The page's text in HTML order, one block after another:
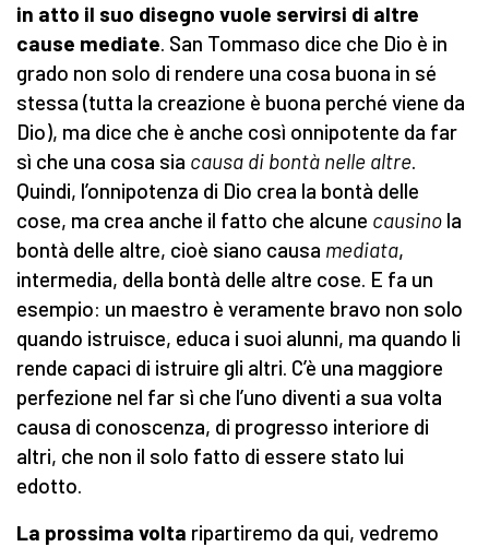
in atto il suo disegno vuole servirsi di altre
cause mediate. San Tommaso dice che Dio è in
grado non solo di rendere una cosa buona in sé
stessa (tutta la creazione è buona perché viene da
Dio), ma dice che è anche così onnipotente da far
sì che una cosa sia causa di bontà nelle altre.
Quindi, l’onnipotenza di Dio crea la bontà delle
cose, ma crea anche il fatto che alcune causino la
bontà delle altre, cioè siano causa mediata,
intermedia, della bontà delle altre cose. E fa un
esempio: un maestro è veramente bravo non solo
quando istruisce, educa i suoi alunni, ma quando li
rende capaci di istruire gli altri. C’è una maggiore
perfezione nel far sì che l’uno diventi a sua volta
causa di conoscenza, di progresso interiore di
altri, che non il solo fatto di essere stato lui
edotto.
La prossima volta ripartiremo da qui, vedremo